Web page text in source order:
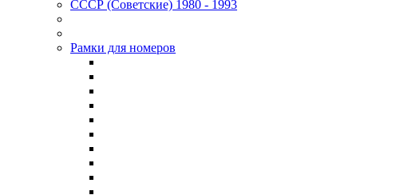
СССР (Советские) 1980 - 1993
Рамки для номеров